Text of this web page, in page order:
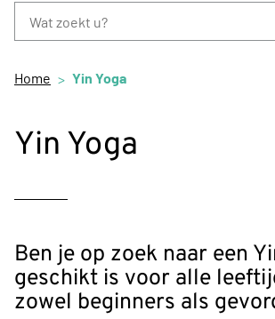
Home Yin Yoga
Yin Yoga
Ben je op zoek naar een
geschikt is voor alle
zowel beginners als